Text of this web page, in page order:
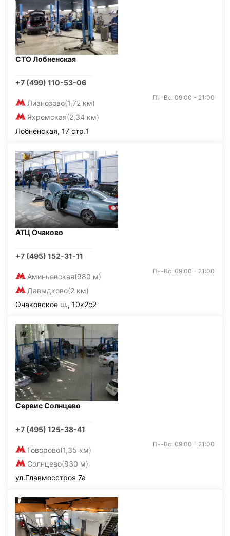
СТО Лобненская
+7 (499) 110-53-06
Лианозово(1,72 км)
Яхромская(2,34 км)
Пн-Вс: 09:00 - 21:00
Лобненская, 17 стр.1
АТЦ Очаково
+7 (495) 152-31-11
Аминьевская(980 м)
Давыдково(2 км)
Пн-Вс: 09:00 - 21:00
Очаковское ш., 10к2с2
Сервис Солнцево
+7 (495) 125-38-41
Говорово(1,35 км)
Солнцево(930 м)
Пн-Вс: 09:00 - 21:00
ул.Главмосстроя 7а